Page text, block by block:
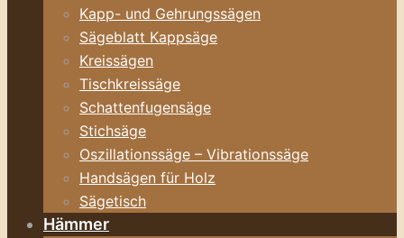
Kapp- und Gehrungssägen
Sägeblatt Kappsäge
Kreissägen
Tischkreissäge
Schattenfugensäge
Stichsäge
Oszillationssäge – Vibrationssäge
Handsägen für Holz
Sägetisch
Hämmer